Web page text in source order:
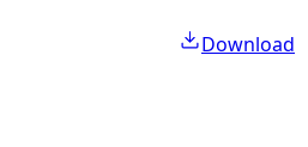
Download